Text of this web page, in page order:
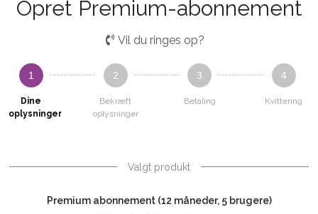
Opret Premium-abonnement
Vil du ringes op?
1
Dine
oplysninger
2
Bekræft
oplysninger
3
Betaling
4
Kvittering
Valgt produkt
Premium abonnement (12 måneder, 5 brugere)